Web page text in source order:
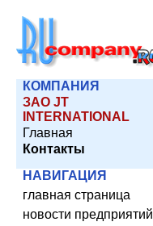
КОМПАНИЯ
ЗАО JT
INTERNATIONAL
Главная
Контакты
НАВИГАЦИЯ
главная страница
новости предприятий